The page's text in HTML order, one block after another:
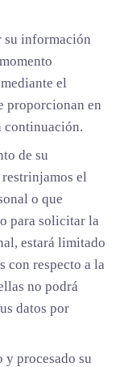
su información
el
proporcionan en
continuación.
de su
el
o que
para solicitar la
estará limitado
con respecto a la
no podrá
datos por
y procesado su